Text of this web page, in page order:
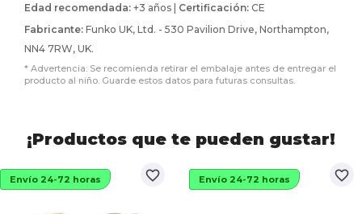
Edad recomendada: +3 años | Certificación: CE
Fabricante: Funko UK, Ltd. - 530 Pavilion Drive, Northampton,
NN4 7RW, UK.
* Advertencia: Se recomienda retirar el embalaje antes de entregar el
producto al niño. Guarde estos datos para futuras consultas.
¡Productos que te pueden gustar!
favorite_border
Envío 24-72 horas favorite_border
Envío 24-72 horas